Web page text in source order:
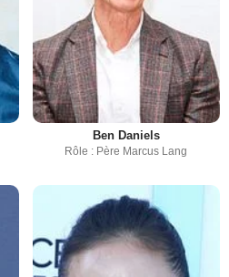
Ben Daniels
Rôle : Père Marcus Lang